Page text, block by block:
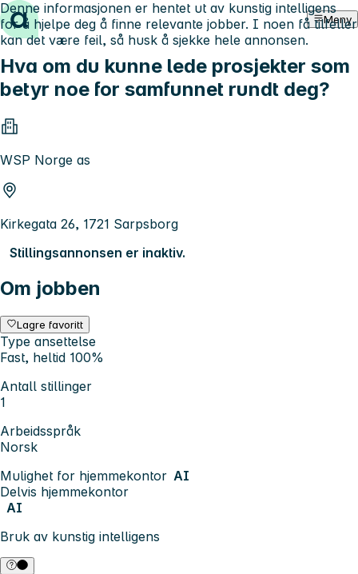
Hopp til innhold Meny
Hva om du kunne lede prosjekter som
betyr noe for samfunnet rundt deg?
WSP Norge as
Kirkegata 26, 1721 Sarpsborg
Stillingsannonsen er inaktiv.
Om jobben
Lagre favoritt
Type ansettelse
Fast, heltid 100%
Antall stillinger
1
Arbeidsspråk
Norsk
Mulighet for hjemmekontor AI
Delvis hjemmekontor
AI
Bruk av kunstig intelligens
Denne informasjonen er hentet ut av kunstig intelligens
for å hjelpe deg å finne relevante jobber. I noen få tilfeller
kan det være feil, så husk å sjekke hele annonsen.